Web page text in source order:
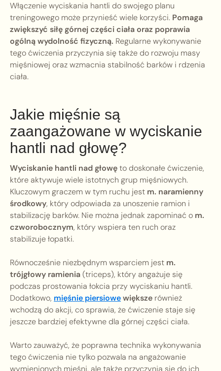
Włączenie wyciskania hantli do swojego planu
treningowego może przynieść wiele korzyści. Pomaga
zwiększyć siłę górnej części ciała oraz poprawia
ogólną wydolność fizyczną. Regularne wykonywanie
tego ćwiczenia przyczynia się także do rozwoju masy
mięśniowej oraz wzmacnia stabilność barków i rdzenia
ciała.
Jakie mięśnie są
zaangażowane w wyciskanie
hantli nad głowę?
Wyciskanie hantli nad głowęto doskonałe ćwiczenie,
które aktywuje wiele istotnych grup mięśniowych.
Kluczowym graczem w tym ruchu jest m. naramienny
środkowy, który odpowiada za unoszenie ramion i
stabilizację barków. Nie można jednak zapominać o m.
czworobocznym, który wspiera ten ruch oraz
stabilizuje łopatki.
Równocześnie niezbędnym wsparciem jest m.
trójgłowy ramienia(triceps), który angażuje się
podczas prostowania łokcia przy wyciskaniu hantli.
Dodatkowo, mięśnie piersiowewiększe również
wchodzą do akcji, co sprawia, że ćwiczenie staje się
jeszcze bardziej efektywne dla górnej części ciała.
Warto zauważyć, że poprawna technika wykonywania
tego ćwiczenia nie tylko pozwala na angażowanie
wymienionych mięśni, ale także przyczynia się do ich